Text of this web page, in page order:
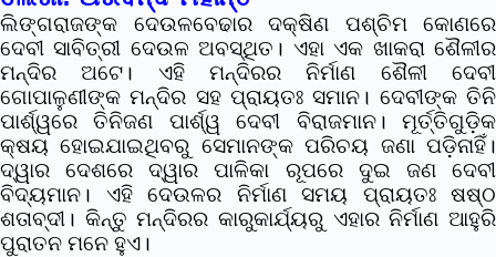
ଲିଙ୍ଗରାଜଙ୍କ ଦେଉଳବେଢାର ଦକ୍ଷିଣ ପଶ୍ଚିମ କୋଣରେ
ଦେବୀ ସାବିତ୍ରୀ ଦେଉଳ ଅବସ୍ଥିତ। ଏହା ଏକ ଖାକରା ଶୈଳୀର
ମନ୍ଦିର ଅଟେ। ଏହି ମନ୍ଦିରର ନିର୍ମାଣ ଶୈଳୀ ଦେବୀ
ଗୋପାଳୁଣୀଙ୍କ ମନ୍ଦିର ସହ ପ୍ରାୟତଃ ସମାନ। ଦେବୀଙ୍କ ତିନି
ପାର୍ଶ୍ୱରେ ତିନିଜଣ ପାର୍ଶ୍ୱ ଦେବୀ ବିରାଜମାନ। ମୂର୍ତ୍ତିଗୁଡ଼ିକ
କ୍ଷୟ ହୋଇଯାଇଥିବରୁ ସେମାନଙ୍କ ପରିଚୟ ଜଣା ପଡ଼ିନାହିଁ।
ଦ୍ୱାର ଦେଶରେ ଦ୍ୱାର ପାଳିକା ରୂପରେ ଦୁଇ ଜଣ ଦେବୀ
ବିଦ୍ୟମାନ। ଏହି ଦେଉଳର ନିର୍ମାଣ ସମୟ ପ୍ରାୟତଃ ଷଷ୍ଠ
ଶତାବ୍ଦୀ। କିନ୍ତୁ ମନ୍ଦିରର କାରୁକାର୍ଯ୍ୟରୁ ଏହାର ନିର୍ମାଣ ଆହୁରି
ପୁରାତନ ମନେ ହୁଏ।